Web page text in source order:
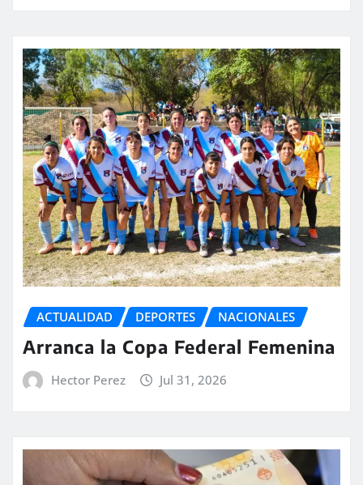
ACTUALIDAD DEPORTES NACIONALES
Arranca la Copa Federal Femenina
Hector Perez Jul 31, 2026